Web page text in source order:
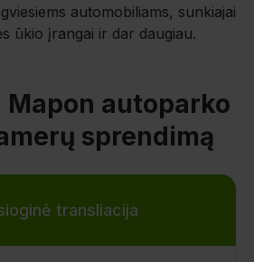
automobiliams, sunkiajai
ūkio įrangai ir dar daugiau.
Mapon autoparko
sprendimą
transliacija